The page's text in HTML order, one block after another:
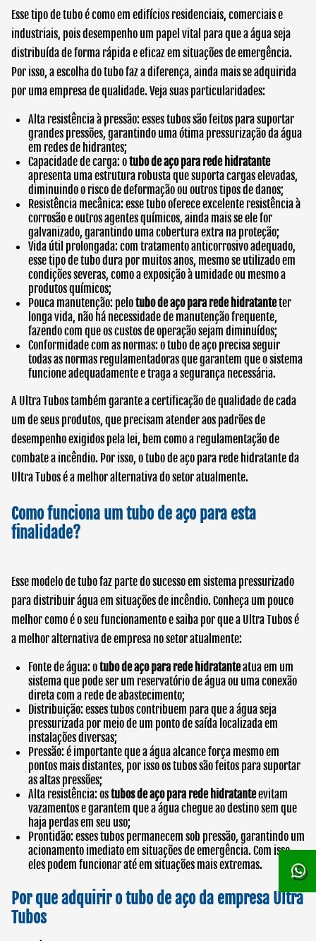
Esse tipo de tubo é como em edifícios residenciais, comerciais e
industriais, pois desempenho um papel vital para que a água seja
distribuída de forma rápida e eficaz em situações de emergência.
Por isso, a escolha do tubo faz a diferença, ainda mais se adquirida
por uma empresa de qualidade. Veja suas particularidades:
Alta resistência à pressão: esses tubos são feitos para suportar
grandes pressões, garantindo uma ótima pressurização da água
em redes de hidrantes;
Capacidade de carga: otubo de aço para rede hidratante
apresenta uma estrutura robusta que suporta cargas elevadas,
diminuindo o risco de deformação ou outros tipos de danos;
Resistência mecânica: esse tubo oferece excelente resistência à
corrosão e outros agentes químicos, ainda mais se ele for
galvanizado, garantindo uma cobertura extra na proteção;
Vida útil prolongada: com tratamento anticorrosivo adequado,
esse tipo de tubo dura por muitos anos, mesmo se utilizado em
condições severas, como a exposição à umidade ou mesmo a
produtos químicos;
Pouca manutenção: pelotubo de aço para rede hidratanteter
longa vida, não há necessidade de manutenção frequente,
fazendo com que os custos de operação sejam diminuídos;
Conformidade com as normas: o tubo de aço precisa seguir
todas as normas regulamentadoras que garantem que o sistema
funcione adequadamente e traga a segurança necessária.
A Ultra Tubos também garante a certificação de qualidade de cada
um de seus produtos, que precisam atender aos padrões de
desempenho exigidos pela lei, bem como a regulamentação de
combate a incêndio. Por isso, otubo de aço para rede hidratanteda
Ultra Tubos é a melhor alternativa do setor atualmente.
Como funciona um tubo de aço para esta
finalidade?
Esse modelo de tubo faz parte do sucesso em sistema pressurizado
para distribuir água em situações de incêndio. Conheça um pouco
melhor como é o seu funcionamento e saiba por que a Ultra Tubos é
a melhor alternativa de empresa no setor atualmente:
Fonte de água: otubo de aço para rede hidratanteatua em um
sistema que pode ser um reservatório de água ou uma conexão
direta com a rede de abastecimento;
Distribuição: esses tubos contribuem para que a água seja
pressurizada por meio de um ponto de saída localizada em
instalações diversas;
Pressão: é importante que a água alcance força mesmo em
pontos mais distantes, por isso os tubos são feitos para suportar
as altas pressões;
Alta resistência: ostubos de aço para rede hidratanteevitam
vazamentos e garantem que a água chegue ao destino sem que
haja perdas em seu uso;
Prontidão: esses tubos permanecem sob pressão, garantindo um
acionamento imediato em situações de emergência. Com isso,
eles podem funcionar até em situações mais extremas.
Por que adquirir o tubo de aço da empresa Ultra
Tubos